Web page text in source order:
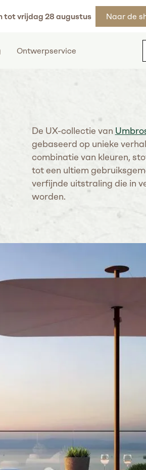
tot vrijdag 28 augustus Naar de
Ontwerpservice
De UX-collectie van
gebaseerd op unieke
combinatie van kleuren,
tot een ultiem
verfijnde uitstraling die in
worden.